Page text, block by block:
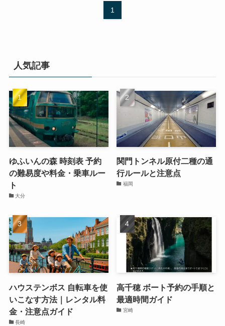
1
人気記事
ゆふいんの森 時刻表 予約
の難易度や料金・乗車ルー
ト
大分
関門トンネル原付二種の通
行ルールと注意点
福岡
ハウステンボス 自転車を使
いこなす方法｜レンタル料
金・注意点ガイド
長崎
高千穂 ボート予約の手順と
最適時間ガイド
宮崎